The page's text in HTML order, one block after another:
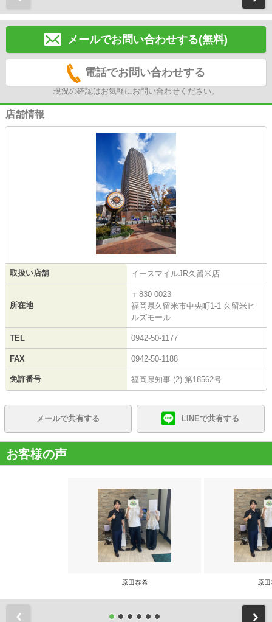
メールでお問い合わせする(無料)
電話でお問い合わせする
現況の確認はお気軽にお問い合わせください。
店舗情報
取扱い店舗 イースマイルJR久留米店
所在地
〒830-0023
福岡県久留米市中央町1-1 久留米ヒ
ルズモール
TEL 0942-50-1177
FAX 0942-50-1188
免許番号 福岡県知事 (2) 第18562号
メールで共有する LINEで共有する
お客様の声
原田泰希 原